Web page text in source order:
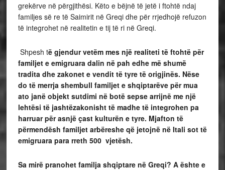
grekërve në përgjithësi. Këto e bëjnë të jetë i ftohtë ndaj
familjes së re të Saimirit në Greqi dhe për rrjedhojë refuzon
të integrohet në realitetin e tij të ri në Greqi.
Shpesh të gjendur vetëm mes një realiteti të ftohtë për
familjet e emigruara dalin në pah edhe më shumë
tradita dhe zakonet e vendit të tyre të origjinës. Nëse
do të merrja shembull familjet e shqiptarëve për mua
ato janë objekt sutdimi në botë sepse arrijnë me një
lehtësi të jashtëzakonisht të madhe të integrohen pa
harruar për asnjë çast kulturën e tyre. Mjafton të
përmendësh familjet arbëreshe që jetojnë në Itali sot të
emigruara para rreth 500 vjetësh.
Sa mirë pranohet familja shqiptare në Greqi? A ështe e